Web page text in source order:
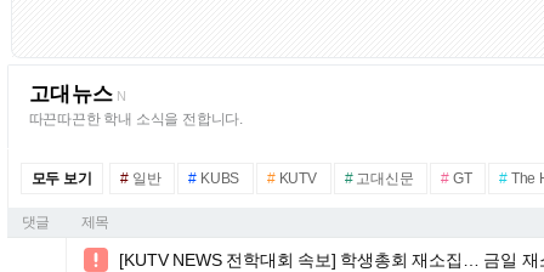
고대뉴스 N
따끈따끈한 학내 소식을 전합니다.
모두 보기 # 일반 # KUBS #KUTV #고대신문 # GT # The
댓글 제목
 [KUTV NEWS 전학대회 속보] 학생총회 재소집… 금일 재